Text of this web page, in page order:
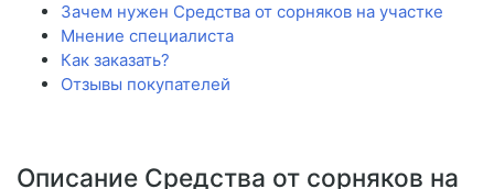
Зачем нужен Средства от сорняков на участке
Мнение специалиста
Как заказать?
Отзывы покупателей
Описание Средства от сорняков на